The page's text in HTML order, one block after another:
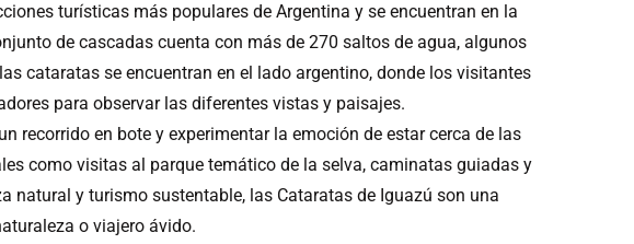
turísticas más populares de Argentina y se encuentran en la
de cascadas cuenta con más de 270 saltos de agua, algunos
cataratas se encuentran en el lado argentino, donde los visitantes
para observar las diferentes vistas y paisajes.
recorrido en bote y experimentar la emoción de estar cerca de las
como visitas al parque temático de la selva, caminatas guiadas y
natural y turismo sustentable, las Cataratas de Iguazú son una
o viajero ávido.